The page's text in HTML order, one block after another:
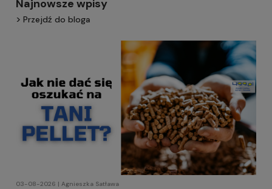
Najnowsze wpisy
Przejdź do bloga
03-08-2026 | Agnieszka Satława